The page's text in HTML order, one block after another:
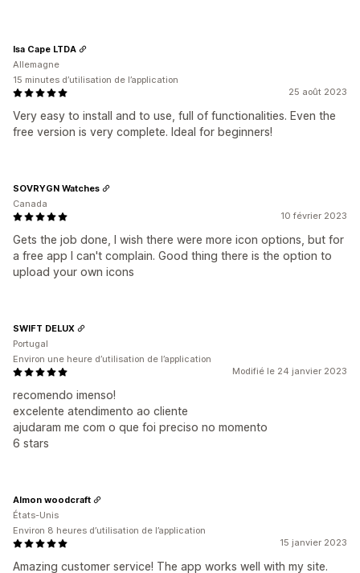
25 août 2023
Very easy to install and to use, full of functionalities. Even the
free version is very complete. Ideal for beginners!
Isa Cape LTDA
Allemagne
15 minutes d’utilisation de l’application
10 février 2023
Gets the job done, I wish there were more icon options, but for
a free app I can't complain. Good thing there is the option to
upload your own icons
SOVRYGN Watches
Canada
Modifié le 24 janvier 2023
recomendo imenso!
excelente atendimento ao cliente
ajudaram me com o que foi preciso no momento
6 stars
SWIFT DELUX
Portugal
Environ une heure d’utilisation de l’application
15 janvier 2023
Amazing customer service! The app works well with my site.
Almon woodcraft
États-Unis
Environ 8 heures d’utilisation de l’application